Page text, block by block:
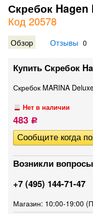
Скребок
Код 20578
Обзор Отзывы 0
Купить Скребок
Скребок MARINA
Нет в наличии
483 Р
Возникли
+7 (495) 144-71-47
Магазин: 10:00-19:00